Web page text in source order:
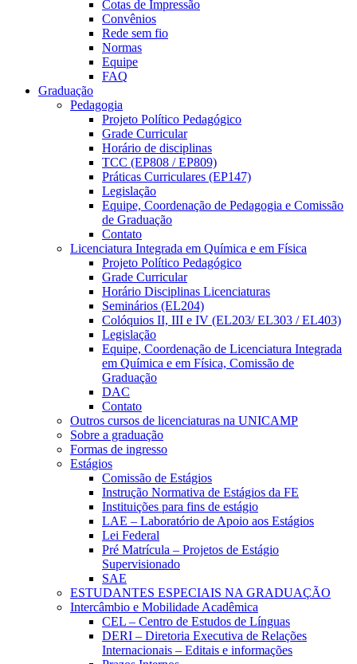
Cotas de Impressão
Convênios
Rede sem fio
Normas
Equipe
FAQ
Graduação
Pedagogia
Projeto Político Pedagógico
Grade Curricular
Horário de disciplinas
TCC (EP808 / EP809)
Práticas Curriculares (EP147)
Legislação
Equipe, Coordenação de Pedagogia e Comissão
de Graduação
Contato
Licenciatura Integrada em Química e em Física
Projeto Político Pedagógico
Grade Curricular
Horário Disciplinas Licenciaturas
Seminários (EL204)
Colóquios II, III e IV (EL203/ EL303 / EL403)
Legislação
Equipe, Coordenação de Licenciatura Integrada
em Química e em Física, Comissão de
Graduação
DAC
Contato
Outros cursos de licenciaturas na UNICAMP
Sobre a graduação
Formas de ingresso
Estágios
Comissão de Estágios
Instrução Normativa de Estágios da FE
Instituições para fins de estágio
LAE – Laboratório de Apoio aos Estágios
Lei Federal
Pré Matrícula – Projetos de Estágio
Supervisionado
SAE
ESTUDANTES ESPECIAIS NA GRADUAÇÃO
Intercâmbio e Mobilidade Acadêmica
CEL – Centro de Estudos de Línguas
DERI – Diretoria Executiva de Relações
Internacionais – Editais e informações